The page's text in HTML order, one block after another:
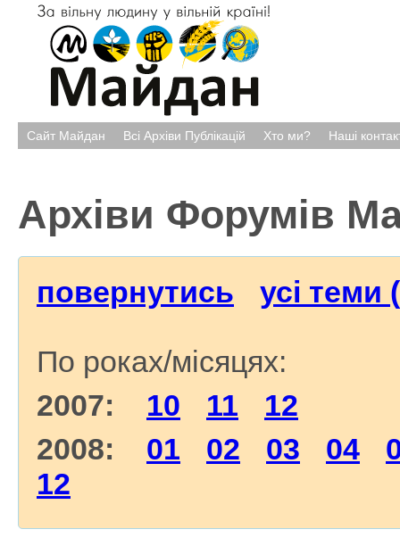
Сайт Майдан Всі Архіви Публікацій Хто ми? Наші
Архіви Форумів
повернутись усі теми
По роках/місяцях:
2007: 10 11
12
2008: 01 02 03 04
12